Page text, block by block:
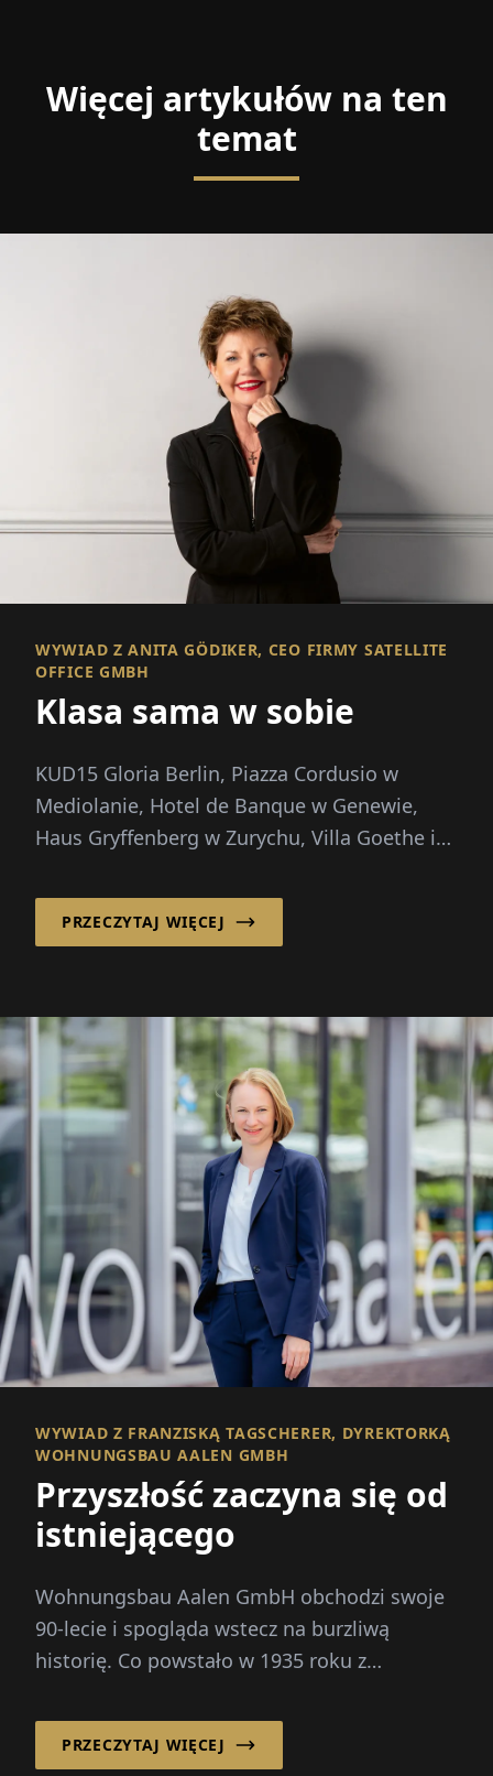
Więcej artykułów na ten
temat
WYWIAD Z ANITA GÖDIKER, CEO FIRMY SATELLITE
OFFICE GMBH
Klasa sama w sobie
KUD15 Gloria Berlin, Piazza Cordusio w
Mediolanie, Hotel de Banque w Genewie,
Haus Gryffenberg w Zurychu, Villa Goethe i
PRZECZYTAJ WIĘCEJ
WYWIAD Z FRANZISKĄ TAGSCHERER, DYREKTORKĄ
WOHNUNGSBAU AALEN GMBH
Przyszłość zaczyna się od
istniejącego
Wohnungsbau Aalen GmbH obchodzi swoje
90-lecie i spogląda wstecz na burzliwą
historię. Co powstało w 1935 roku z
PRZECZYTAJ WIĘCEJ